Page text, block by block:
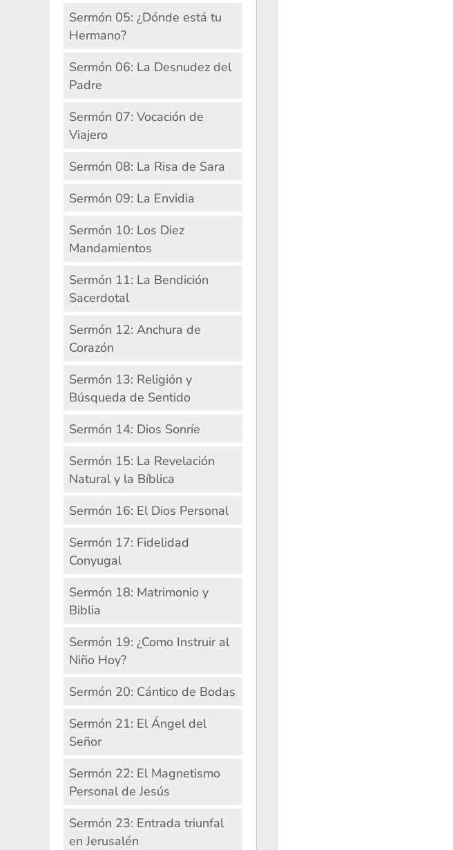
Sermón 05: ¿Dónde está tu
Hermano?
Sermón 06: La Desnudez del
Padre
Sermón 07: Vocación de
Viajero
Sermón 08: La Risa de Sara
Sermón 09: La Envidia
Sermón 10: Los Diez
Mandamientos
Sermón 11: La Bendición
Sacerdotal
Sermón 12: Anchura de
Corazón
Sermón 13: Religión y
Búsqueda de Sentido
Sermón 14: Dios Sonríe
Sermón 15: La Revelación
Natural y la Bíblica
Sermón 16: El Dios Personal
Sermón 17: Fidelidad
Conyugal
Sermón 18: Matrimonio y
Biblia
Sermón 19: ¿Como Instruir al
Niño Hoy?
Sermón 20: Cántico de Bodas
Sermón 21: El Ángel del
Señor
Sermón 22: El Magnetismo
Personal de Jesús
Sermón 23: Entrada triunfal
en Jerusalén